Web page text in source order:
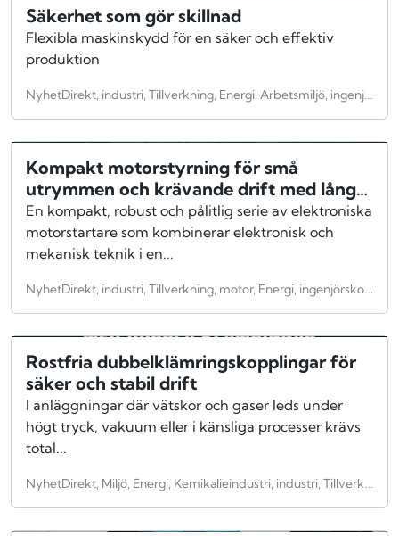
Säkerhet som gör skillnad
Flexibla maskinskydd för en säker och effektiv
produktion
Kompakt motorstyrning för små
utrymmen och krävande drift med lång
livslängd
En kompakt, robust och pålitlig serie av elektroniska
motorstartare som kombinerar elektronisk och
mekanisk teknik i en...
Rostfria dubbelklämringskopplingar för
säker och stabil drift
I anläggningar där vätskor och gaser leds under
högt tryck, vakuum eller i känsliga processer krävs
total...